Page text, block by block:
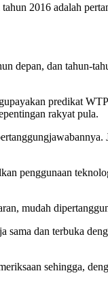
2016 adalah
depan, dan tahun-
predikat
rakyat pula.
penggunaan
mudah
dan terbuka
sehingga,